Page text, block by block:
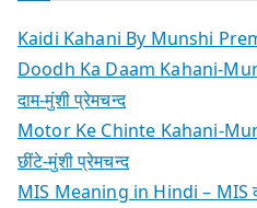
Kaidi Kahani By Munshi
Doodh Ka Daam Kahani-
दाम-मुंशी प्रेमचन्द
Motor Ke Chinte Kahani-
छींटे-मुंशी प्रेमचन्द
MIS Meaning in Hindi – MIS का